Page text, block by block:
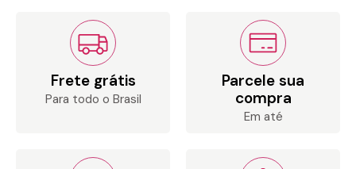
Frete grátis
Para todo o Brasil
Parcele sua
compra
Em até